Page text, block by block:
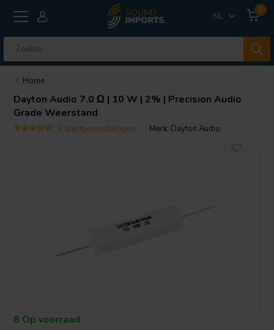
NL
0
Home
Dayton Audio 7.0 Ω | 10 W | 2% | Precision Audio
Grade Weerstand
2 klantbeoordelingen Merk: Dayton Audio
8 Op voorraad